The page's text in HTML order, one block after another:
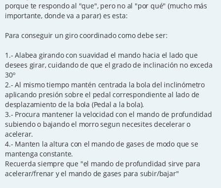
porque te respondo al "que", pero no al "por qué" (mucho más
importante, donde va a parar) es esta:
Para conseguir un giro coordinado como debe ser:
1.- Alabea girando con suavidad el mando hacia el lado que
desees girar, cuidando de que el grado de inclinación no exceda
30º
2.- Al mismo tiempo mantén centrada la bola del inclinómetro
aplicando presión sobre el pedal correspondiente al lado de
desplazamiento de la bola (Pedal a la bola).
3.- Procura mantener la velocidad con el mando de profundidad
subiendo o bajando el morro segun necesites decelerar o
acelerar.
4.- Manten la altura con el mando de gases de modo que se
mantenga constante.
Recuerda siempre que "el mando de profundidad sirve para
acelerar/frenar y el mando de gases para subir/bajar"